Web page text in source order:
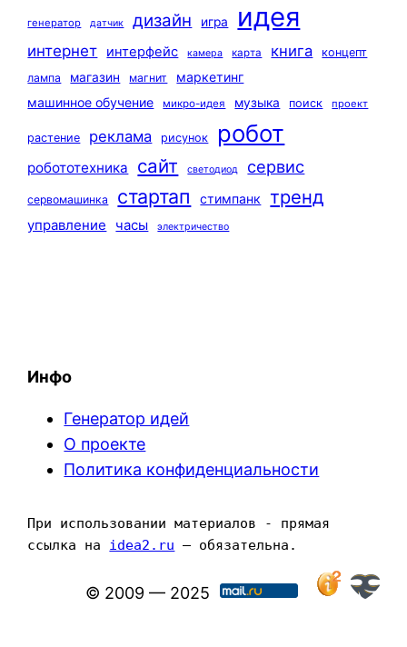
генератор датчик дизайн игра идея
интернет интерфейс камера карта книга
концепт
лампа
магазин магнит
маркетинг
машинное обучение
микро-идея музыка поиск проект
растение реклама рисунок робот
робототехника сайт светодиод сервис
сервомашинка стартап стимпанк тренд
управление часы электричество
Инфо
Генератор идей
О проекте
Политика конфиденциальности
При использовании материалов - прямая
ссылка на idea2.ru — обязательна.
© 2009 — 2025